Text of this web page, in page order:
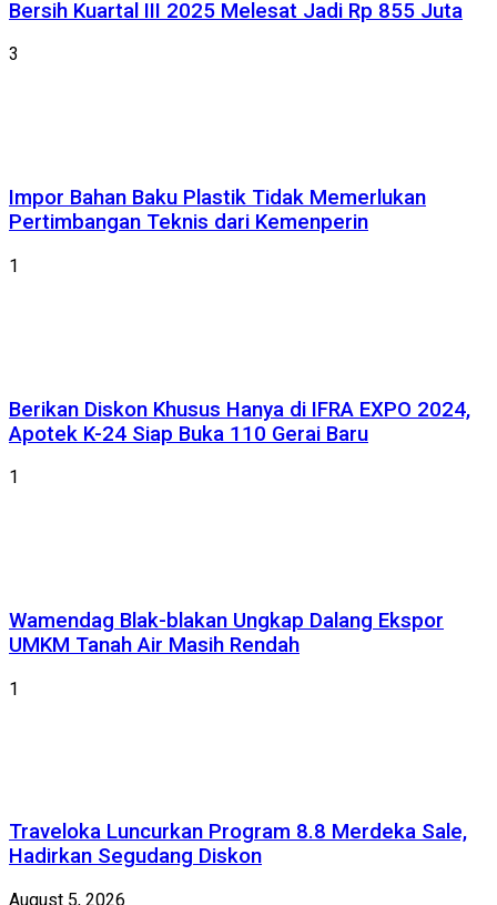
Bersih Kuartal III 2025 Melesat Jadi Rp 855 Juta
3
Impor Bahan Baku Plastik Tidak Memerlukan
Pertimbangan Teknis dari Kemenperin
1
Berikan Diskon Khusus Hanya di IFRA EXPO 2024,
Apotek K-24 Siap Buka 110 Gerai Baru
1
Wamendag Blak-blakan Ungkap Dalang Ekspor
UMKM Tanah Air Masih Rendah
1
Traveloka Luncurkan Program 8.8 Merdeka Sale,
Hadirkan Segudang Diskon
August 5, 2026